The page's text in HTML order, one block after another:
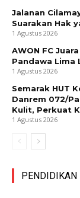
Jalanan
Suarakan Hak
1 Agustus 2026
AWON FC
Pandawa Lima
1 Agustus 2026
Semarak HUT
Danrem 072/
Kulit, Perkuat
1 Agustus 2026
PENDIDIKAN